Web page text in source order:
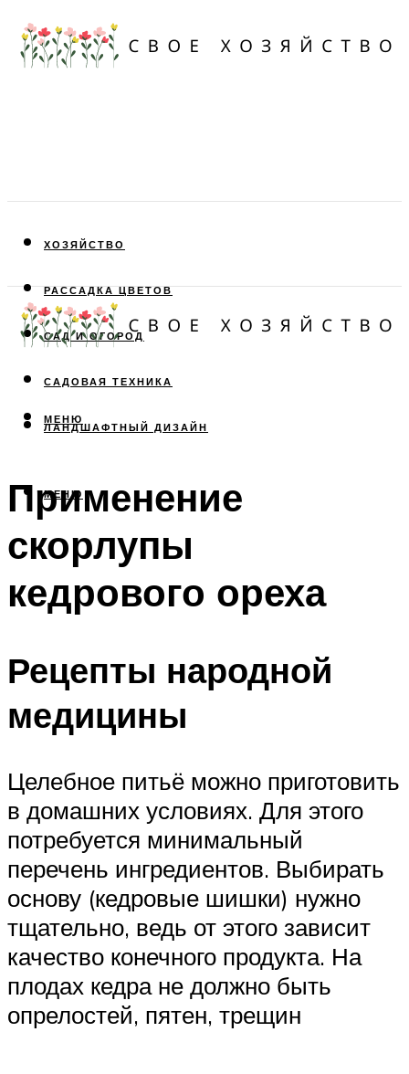
ХОЗЯЙСТВО
РАССАДКА ЦВЕТОВ
САД И ОГОРОД
САДОВАЯ ТЕХНИКА
ЛАНДШАФТНЫЙ ДИЗАЙН
МЕНЮ
МЕНЮ
Применение
скорлупы
кедрового ореха
Рецепты народной
медицины
Целебное питьё можно приготовить
в домашних условиях. Для этого
потребуется минимальный
перечень ингредиентов. Выбирать
основу (кедровые шишки) нужно
тщательно, ведь от этого зависит
качество конечного продукта. На
плодах кедра не должно быть
опрелостей, пятен, трещин